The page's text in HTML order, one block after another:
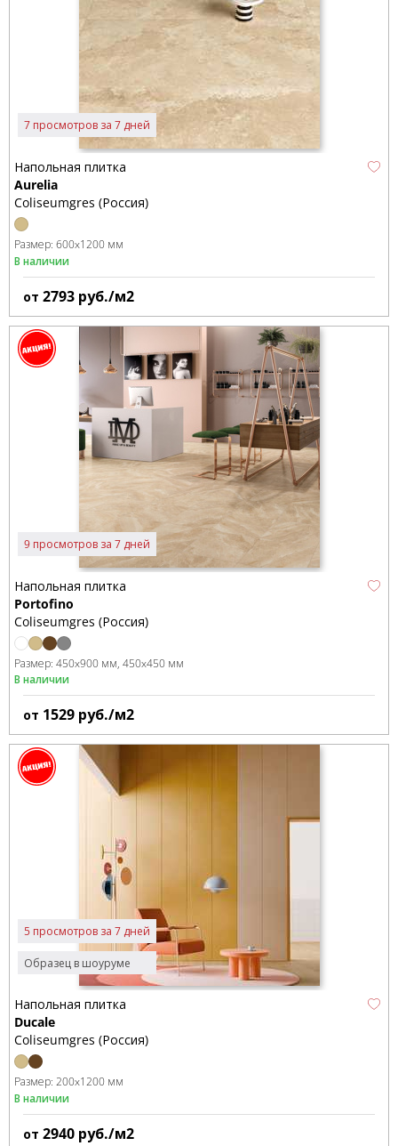
7 просмотров за 7 дней
Напольная плитка
Aurelia
Coliseumgres (Россия)
Размер: 600x1200 мм
В наличии
от 2793 руб./м2
9 просмотров за 7 дней
Напольная плитка
Portofino
Coliseumgres (Россия)
Размер: 450x900 мм 450x450 мм
В наличии
от 1529 руб./м2
Образец в шоуруме
5 просмотров за 7 дней
Напольная плитка
Ducale
Coliseumgres (Россия)
Размер: 200x1200 мм
В наличии
от 2940 руб./м2